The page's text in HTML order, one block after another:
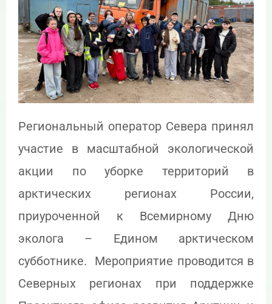
Региональный оператор Севера принял
участие в масштабной экологической
акции по уборке территорий в
арктических регионах России,
приуроченной к Всемирному Дню
эколога – Едином арктическом
субботнике. Мероприятие проводится в
Северных регионах при поддержке